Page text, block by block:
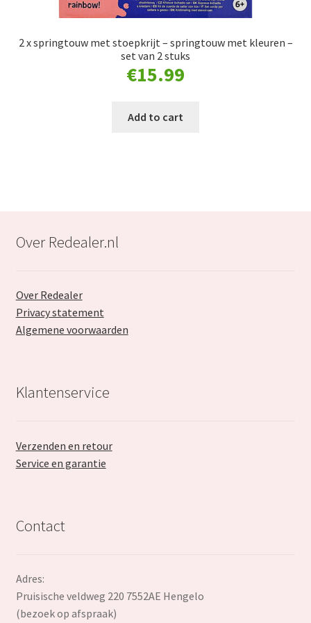
2 x springtouw met stoepkrijt – springtouw met kleuren –
set van 2 stuks
€15.99
Add to cart
Over Redealer.nl
Over Redealer
Privacy statement
Algemene voorwaarden
Klantenservice
Verzenden en retour
Service en garantie
Contact
Adres:
Pruisische veldweg 220 7552AE Hengelo
(bezoek op afspraak)